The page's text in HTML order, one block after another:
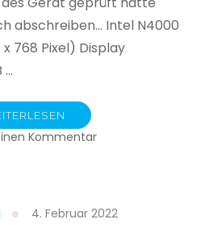
abschreiben… Intel N4000
x 768 Pixel) Display
…
Kommentarzu
4. Februar 2022